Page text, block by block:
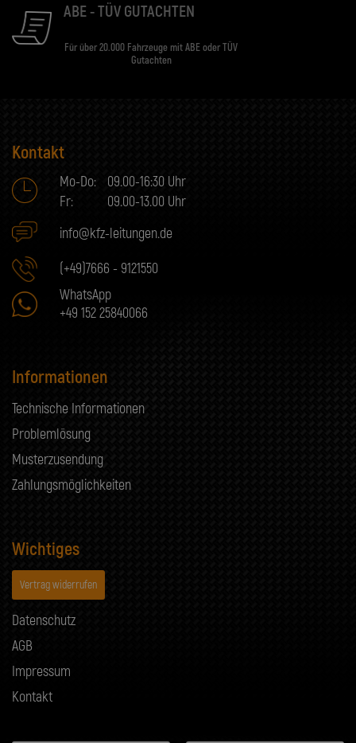
ABE - TÜV GUTACHTEN
Für über 20.000 Fahrzeuge mit ABE oder TÜV
Gutachten
Kontakt
Mo-Do:
09.00-16:30 Uhr
Fr:
09.00-13.00 Uhr
info@kfz-leitungen.de
(+49)7666 - 9121550
WhatsApp
+49 152 25840066
Informationen
Technische Informationen
Problemlösung
Musterzusendung
Zahlungsmöglichkeiten
Wichtiges
Vertrag widerrufen
Datenschutz
AGB
Impressum
Kontakt